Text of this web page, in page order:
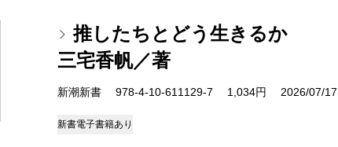
推したちとどう生きるか
三宅香帆／著
新潮新書 978-4-10-611129-7 1,034円 2026/07/17
新書電子書籍あり